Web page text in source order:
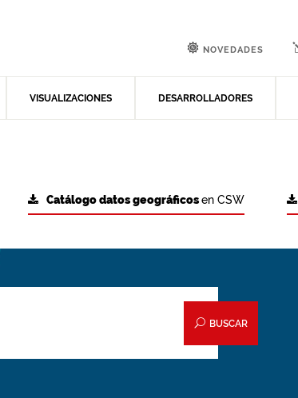
VISUALIZACIONES DESARROLLADORES
NOVEDADES
Catálogo datos geográficosen CSW
BUSCAR